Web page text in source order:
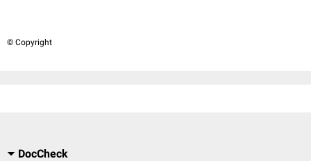
© Copyright
DocCheck